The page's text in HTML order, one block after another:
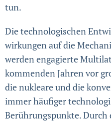
tun.
Die technologischen
wirkungen auf die
werden engagierte
kommenden Jahren vor
die nukleare und die
immer häufiger
Berührungspunkte. Durch